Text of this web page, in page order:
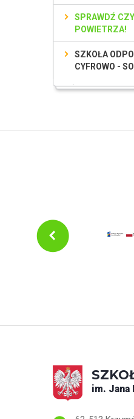
SPRAWDŹ
POWIETRZA!
SZKOŁA
CYFROWO -
im. Jana